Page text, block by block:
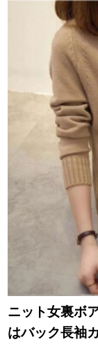
ニット女裏ボ
はバック長袖